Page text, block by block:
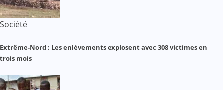
Société
Extrême-Nord : Les enlèvements explosent avec 308 victimes en
trois mois